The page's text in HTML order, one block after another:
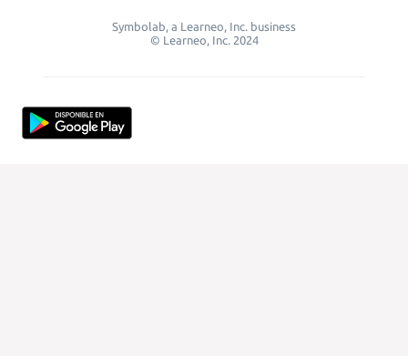
Symbolab, a Learneo, Inc. business
© Learneo, Inc. 2024